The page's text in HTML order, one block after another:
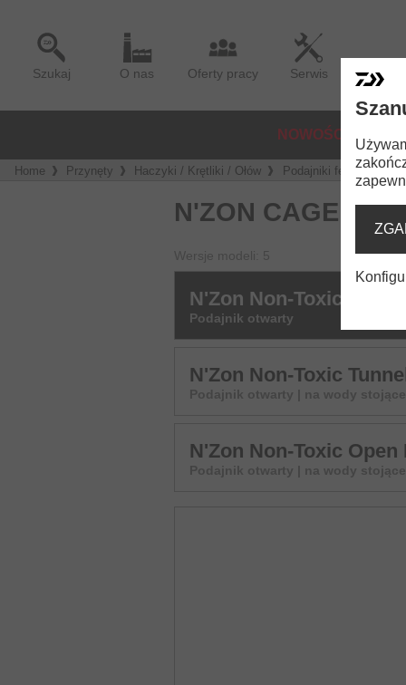
Szukaj O nas Oferty pracy Serwis
NOWOŚCI
Home Przynęty Haczyki / Krętliki / Ołów Podajniki feeder
N'ZON CAGE
Wersje modeli: 5
N'Zon Non-Toxic Cage
Podajnik otwarty
N'Zon Non-Toxic
Podajnik otwarty | na wody
N'Zon Non-Toxic Open
Podajnik otwarty | na wody stojące